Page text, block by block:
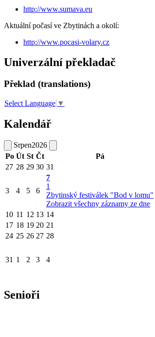
http://www.sumava.eu
Aktuální počasí ve Zbytinách a okolí:
http://www.pocasi-volary.cz
Univerzální překladač
Překlad (translations)
Select Language ▼
Kalendář
Srpen2026
Po Út St Čt Pá
27 28 29 30 31
3 4 5 6
7
1
Zbytinský festiválek "Bod v lomu"
Zobrazit všechny záznamy ze dne
10 11 12 13 14
17 18 19 20 21
24 25 26 27 28
31 1 2 3 4
Senioři